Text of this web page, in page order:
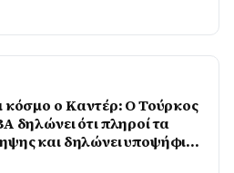
κόσμο ο Καντέρ: Ο Τούρκος
δηλώνει ότι πληροί τα
και δηλώνει υποψήφιος